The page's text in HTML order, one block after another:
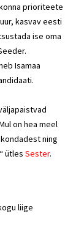
prioriteete
kasvav eesti
ise oma
Isamaa
on hea meel
ning
ütles Sester.
liige